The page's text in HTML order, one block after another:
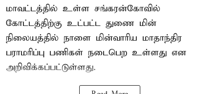
மாவட்டத்தில் உள்ள சங்கரன்கோவில்
கோட்டத்திற்கு உட்பட்ட துணை மின்
நிலையத்தில் நாளை மின்வாரிய மாதாந்திர
பராமரிப்பு பணிகள் நடைபெற உள்ளது என
அறிவிக்கப்பட்டுள்ளது.